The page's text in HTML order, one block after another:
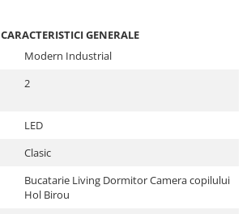
CARACTERISTICI GENERALE
Modern Industrial
2
LED
Clasic
Bucatarie Living Dormitor Camera copilului
Hol Birou